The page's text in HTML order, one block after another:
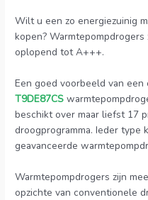
Wilt u een zo energiezuinig
kopen?
oplopend tot A+++.
Een goed voorbeeld van
T9DE87CS
beschikt over maar liefst 17
droogprogramma. Ieder type
geavanceerde
Warmtepompdrogers zijn
opzichte van conventionele